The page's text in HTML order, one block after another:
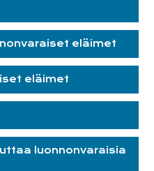
eläimet
eläimet
luonnonvaraisia